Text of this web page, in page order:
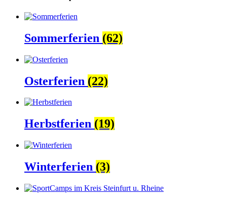
Sommerferien (62)
Osterferien (22)
Herbstferien (19)
Winterferien (3)